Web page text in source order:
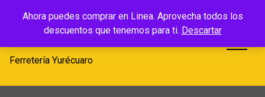
Ahora puedes comprar en Linea. Aprovecha todos los
descuentos que tenemos para ti. Descartar
Ferretería
Yurécuaro
Ferretería Yurécuaro